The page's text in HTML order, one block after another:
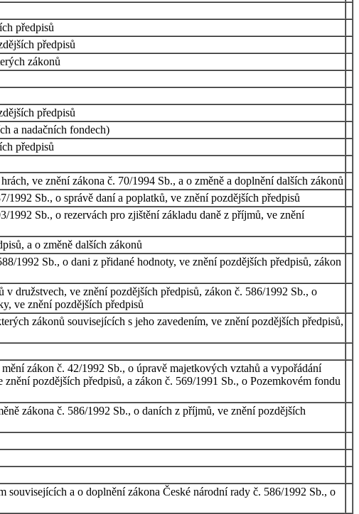
předpisů
předpisů
zákonů
předpisů
a nadačních fondech)
předpisů
ve znění zákona č. 70/1994 Sb., a o změně a doplnění dalších zákonů
Sb., o správě daní a poplatků, ve znění pozdějších předpisů
Sb., o rezervách pro zjištění základu daně z příjmů, ve znění
a o změně dalších zákonů
1992 Sb., o dani z přidané hodnoty, ve znění pozdějších předpisů, zákon
družstvech, ve znění pozdějších předpisů, zákon č. 586/1992 Sb., o
ve znění pozdějších předpisů
zákonů souvisejících s jeho zavedením, ve znění pozdějších předpisů,
zákon č. 42/1992 Sb., o úpravě majetkových vztahů a vypořádání
pozdějších předpisů, a zákon č. 569/1991 Sb., o Pozemkovém fondu
zákona č. 586/1992 Sb., o daních z příjmů, ve znění pozdějších
a o doplnění zákona České národní rady č. 586/1992 Sb., o